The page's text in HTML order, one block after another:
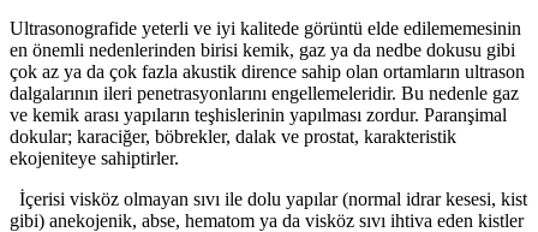
Ultrasonografide yeterli ve iyi kalitede görüntü elde edilememesinin
en önemli nedenlerinden birisi kemik, gaz ya da nedbe dokusu gibi
çok az ya da çok fazla akustik dirence sahip olan ortamların ultrason
dalgalarının ileri penetrasyonlarını engellemeleridir. Bu nedenle gaz
ve kemik arası yapıların teşhislerinin yapılması zordur. Paranşimal
dokular; karaciğer, böbrekler, dalak ve prostat, karakteristik
ekojeniteye sahiptirler.
İçerisi visköz olmayan sıvı ile dolu yapılar (normal idrar kesesi, kist
gibi) anekojenik, abse, hematom ya da visköz sıvı ihtiva eden kistler